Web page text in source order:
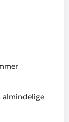
almindelige